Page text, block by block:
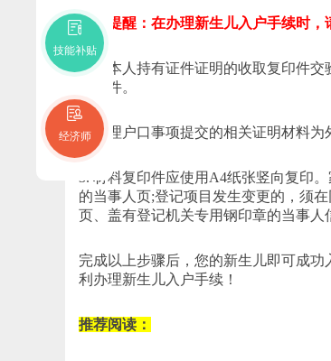
温馨提醒：在办理新生儿入户手续时，
1. 属本人持有证件证明的收取复印件
取原件。
2. 办理户口事项提交的相关证明材料为
3. 材料复印件应使用A4纸张竖向复印
的当事人页;登记项目发生变更的，须
页、盖有登记机关专用钢印章的当事人
完成以上步骤后，您的新生儿即可成
利办理新生儿入户手续！
推荐阅读：
技能补贴
经济师